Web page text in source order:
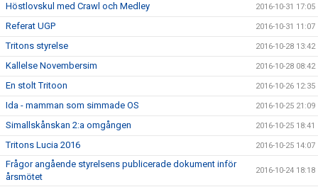
Höstlovskul med Crawl och Medley 2016-10-31 17:05
Referat UGP 2016-10-31 11:07
Tritons styrelse 2016-10-28 13:42
Kallelse Novembersim 2016-10-28 08:42
En stolt Tritoon 2016-10-26 12:35
Ida - mamman som simmade OS 2016-10-25 21:09
Simallskånskan 2:a omgången 2016-10-25 18:41
Tritons Lucia 2016 2016-10-25 14:07
Frågor angående styrelsens publicerade dokument inför
årsmötet
2016-10-24 18:18